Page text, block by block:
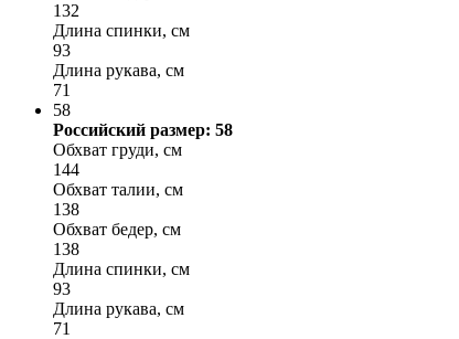
132
Длина спинки, см
93
Длина рукава, см
71
58
Российский размер: 58
Обхват груди, см
144
Обхват талии, см
138
Обхват бедер, см
138
Длина спинки, см
93
Длина рукава, см
71